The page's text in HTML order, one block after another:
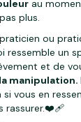
au
plus.
ou
ressemble un
et de
manipulation.
vous en
rassurer.❤️‍🩹